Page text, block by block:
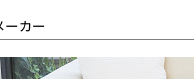
ーカー